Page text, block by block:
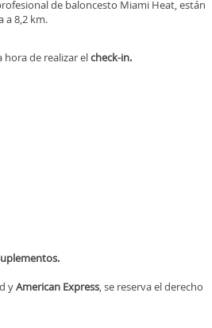
de baloncesto Miami Heat, están
a 8,2 km.
hora de realizar elcheck-in.
yAmerican Express, se reserva el derecho